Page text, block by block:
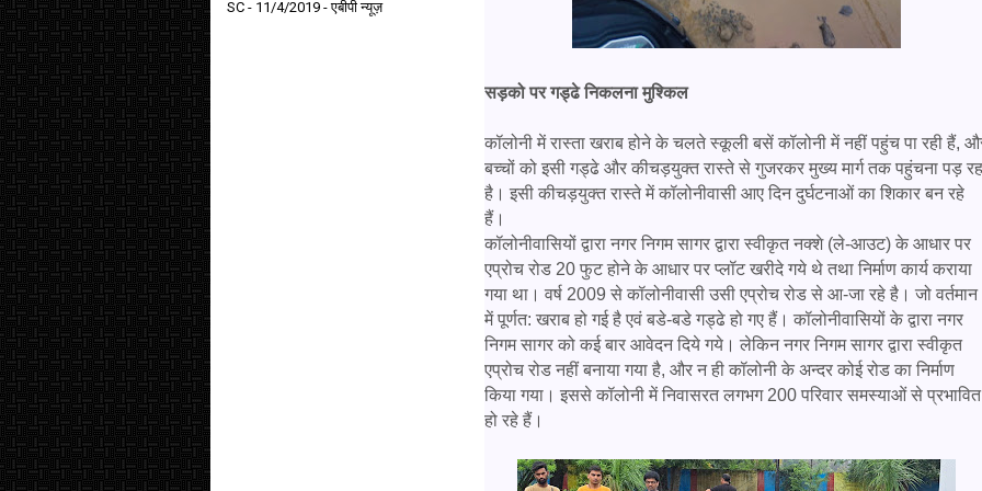
सड़को पर गड्ढे निकलना मुश्किल
कॉलोनी में रास्ता खराब होने के चलते स्कूली बसें कॉलोनी में नहीं पहुंच पा रही हैं,
बच्चों को इसी गड्ढे और कीचड़युक्त रास्ते से गुजरकर मुख्य मार्ग तक पहुंचना पड़
है। इसी कीचड़युक्त रास्ते में कॉलोनीवासी आए दिन दुर्घटनाओं का शिकार बन रहे
हैं।
कॉलोनीवासियों द्वारा नगर निगम सागर द्वारा स्वीकृत नक्शे (ले-आउट) के आधार पर
एप्रोच रोड 20 फुट होने के आधार पर प्लॉट खरीदे गये थे तथा निर्माण कार्य कराया
गया था। वर्ष 2009 से कॉलोनीवासी उसी एप्रोच रोड से आ-जा रहे है। जो वर्तमान
में पूर्णत: खराब हो गई है एवं बडे-बडे गड्ढे हो गए हैं। कॉलोनीवासियों के द्वारा नगर
निगम सागर को कई बार आवेदन दिये गये। लेकिन नगर निगम सागर द्वारा स्वीकृत
एप्रोच रोड नहीं बनाया गया है, और न ही कॉलोनी के अन्दर कोई रोड का निर्माण
किया गया। इससे कॉलोनी में निवासरत लगभग 200 परिवार समस्याओं से प्रभावित
हो रहे हैं।
SC - 11/4/2019 - एबीपी न्यूज़